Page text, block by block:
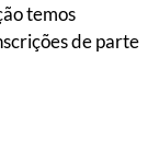
temos
de parte